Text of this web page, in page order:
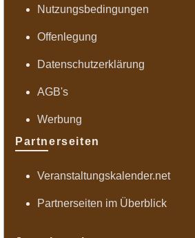
Nutzungsbedingungen
Offenlegung
Datenschutzerklärung
AGB's
Werbung
Partnerseiten
Veranstaltungskalender.net
Partnerseiten im Überblick